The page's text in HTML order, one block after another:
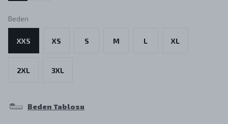
Beden
XXS XS S M L XL
2XL 3XL
Beden Tablosu